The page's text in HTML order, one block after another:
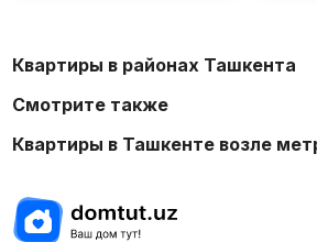
Квартиры в районах Ташкента
Смотрите также
Квартиры в Ташкенте возле